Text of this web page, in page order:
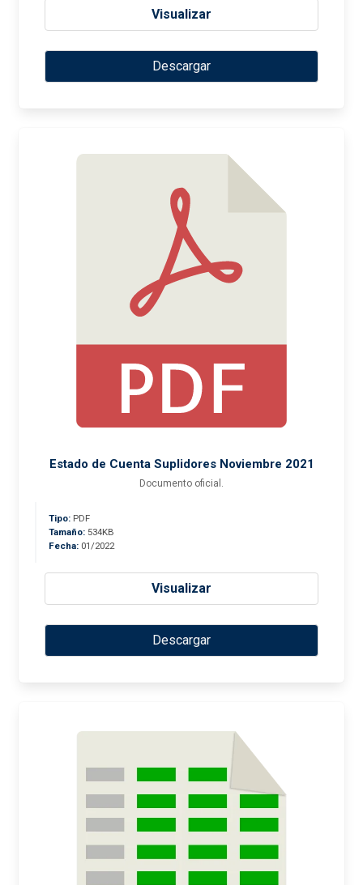
Visualizar
Descargar
Estado de Cuenta Suplidores Noviembre 2021
Documento oficial.
Tipo: PDF
Tamaño: 534KB
Fecha: 01/2022
Visualizar
Descargar